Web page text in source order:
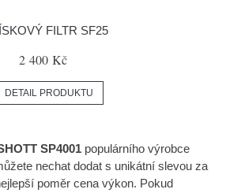
FILTR SF25
2 400 Kč
DETAIL PRODUKTU
SP4001 populárního výrobce
nechat dodat s unikátní slevou za
poměr cena výkon. Pokud